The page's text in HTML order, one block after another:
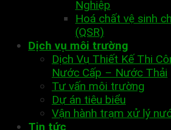
Nghiệp
Hoá chất vệ sinh
(QSR)
Dịch vụ môi trường
Dịch Vụ Thiết Kế Thi
Nước Cấp – Nước Thải
Tư vấn môi trường
Dự án tiêu biểu
Vận hành trạm xử lý
Tin tức